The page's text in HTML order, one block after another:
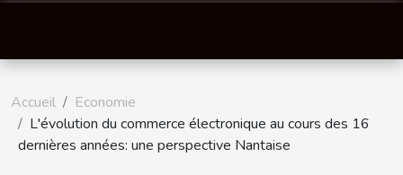
Accueil
Economie
L'évolution du commerce électronique au cours des 16
dernières années: une perspective Nantaise